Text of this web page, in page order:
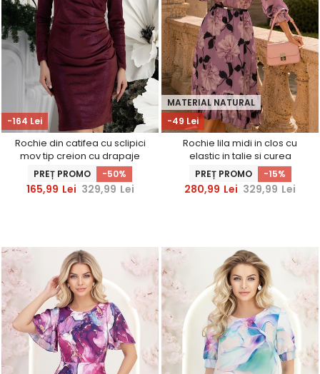
-164 Lei
Rochie din catifea cu sclipici
mov tip creion cu drapaje
laterale - StarShinerS
PREȚ PROMO -50%
165,99 Lei 329,99 Lei
-49 Lei
MATERIAL NATURAL
Rochie lila midi in clos cu
elastic in talie si curea
detasabila - StarShinerS
PREȚ PROMO -15%
280,99 Lei 329,99 Lei